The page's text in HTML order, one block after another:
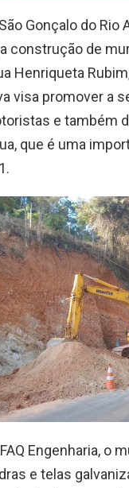
Gonçalo do Rio
construção de
Henriqueta
visa promover a
e também
que é uma
Engenharia, o
e telas